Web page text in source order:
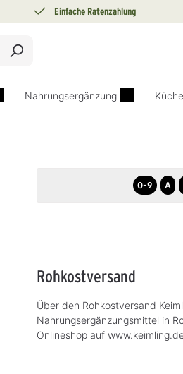
Einfache Ratenzahlung
Nahrungsergänzung
0-9 A
Rohkostversand
Über den Rohkostversand
Nahrungsergänzungsmittel in
Onlineshop auf